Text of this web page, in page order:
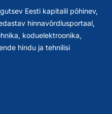
Eesti kapitalil põhinev,
hinnavõrdlusportaal,
koduelektroonika,
hindu ja tehnilisi